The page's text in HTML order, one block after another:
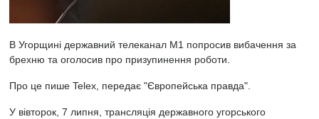
В Угорщині державний телеканал M1 попросив вибачення за
брехню та оголосив про призупинення роботи.
Про це пише Telex, передає "Європейська правда".
У вівторок, 7 липня, трансляція державного угорського